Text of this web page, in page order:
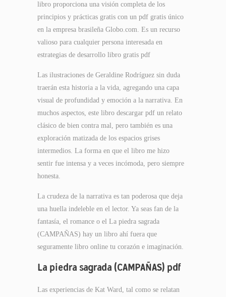
libro proporciona una visión completa de los
principios y prácticas gratis con un pdf gratis único
en la empresa brasileña Globo.com. Es un recurso
valioso para cualquier persona interesada en
estrategias de desarrollo libro gratis pdf
Las ilustraciones de Geraldine Rodríguez sin duda
traerán esta historia a la vida, agregando una capa
visual de profundidad y emoción a la narrativa. En
muchos aspectos, este libro descargar pdf un relato
clásico de bien contra mal, pero también es una
exploración matizada de los espacios grises
intermedios. La forma en que el libro me hizo
sentir fue intensa y a veces incómoda, pero siempre
honesta.
La crudeza de la narrativa es tan poderosa que deja
una huella indeleble en el lector. Ya seas fan de la
fantasía, el romance o el La piedra sagrada
(CAMPAÑAS) hay un libro ahí fuera que
seguramente libro online​ tu corazón e imaginación.
La piedra sagrada (CAMPAÑAS) pdf
Las experiencias de Kat Ward, tal como se relatan